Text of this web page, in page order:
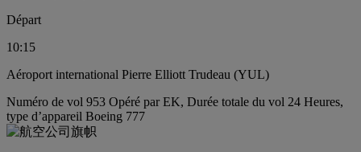
Départ
10:15
Aéroport international Pierre Elliott Trudeau (YUL)
Numéro de vol 953 Opéré par EK, Durée totale du vol 24 Heures,
type d’appareil Boeing 777